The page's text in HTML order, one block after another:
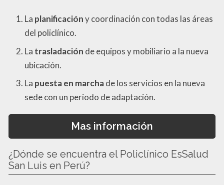
La planificacióny coordinación con todas las áreas
del policlínico.
La trasladación de equipos y mobiliario a la nueva
ubicación.
La puesta en marchade los servicios en la nueva
sede con un periodo de adaptación.
Mas información
¿Dónde se encuentra el Policlínico EsSalud
San Luis en Perú?